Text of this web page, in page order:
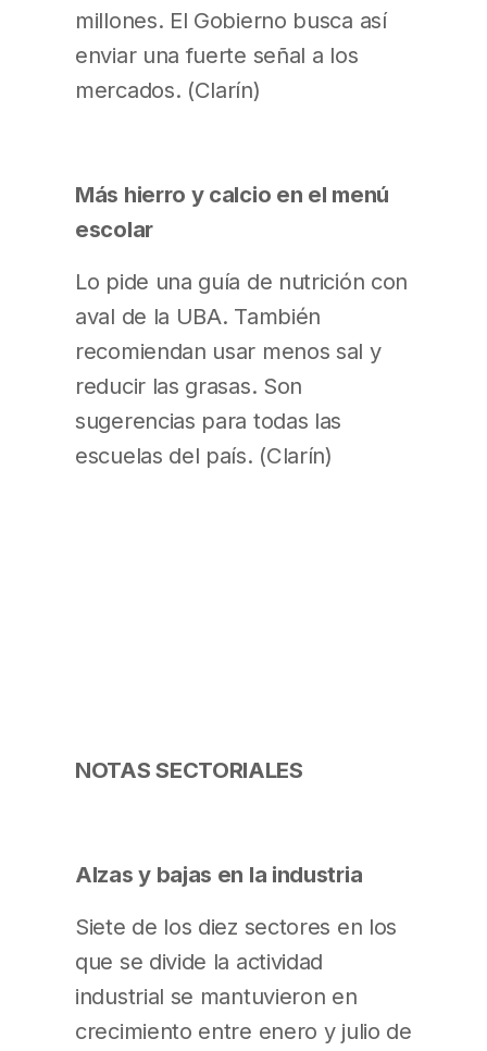
millones. El Gobierno busca así
enviar una fuerte señal a los
mercados. (Clarín)
Más hierro y calcio en el menú
escolar
Lo pide una guía de nutrición con
aval de la UBA. También
recomiendan usar menos sal y
reducir las grasas. Son
sugerencias para todas las
escuelas del país. (Clarín)
NOTAS SECTORIALES
Alzas y bajas en la industria
Siete de los diez sectores en los
que se divide la actividad
industrial se mantuvieron en
crecimiento entre enero y julio de